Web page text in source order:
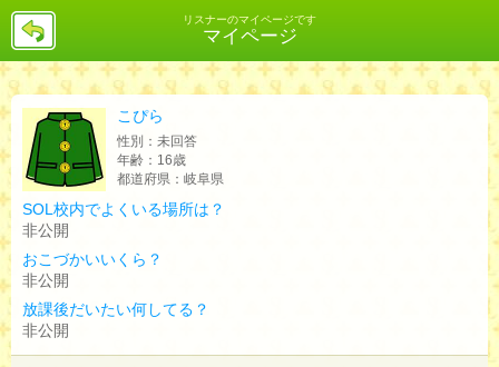
リスナーのマイページです
マイページ
戻
こぴら
性別： 未回答
年齢： 16歳
都道府県： 岐阜県
SOL校内でよくいる場所は？
非公開
おこづかいいくら？
非公開
放課後だいたい何してる？
非公開